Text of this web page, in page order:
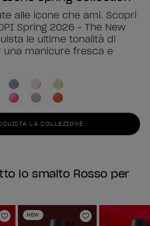
alle icone che ami. Scopri
Spring 2026 - The New
le ultime tonalità di
una manicure fresca e
LA COLLEZIONE
lo smalto Rosso per
Aggiungi alla lista dei desideri
NEW
Aggiungi alla